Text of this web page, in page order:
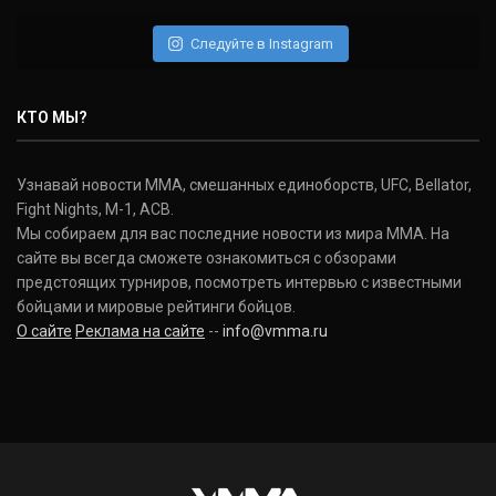
(22-2-0, 1)
Donald Cerrone
(36-15-0, 1)
Исраэль Адесанья
Israel Adesanya
(19-0-0, 0)
Следуйте в Instagram
КТО МЫ?
Узнавай новости ММА, смешанных единоборств, UFC, Bellator,
Fight Nights, M-1, ACB.
Мы собираем для вас последние новости из мира ММА. На
сайте вы всегда сможете ознакомиться с обзорами
предстоящих турниров, посмотреть интервью с известными
бойцами и мировые рейтинги бойцов.
О сайте Реклама на сайте -- info@vmma.ru